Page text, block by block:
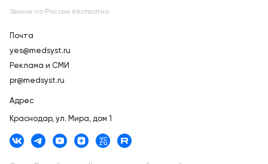
Звонок по России бесплатно
Почта
yes@medsyst.ru
Реклама и СМИ
pr@medsyst.ru
Адрес
Краснодар, ул. Мира, дом 1